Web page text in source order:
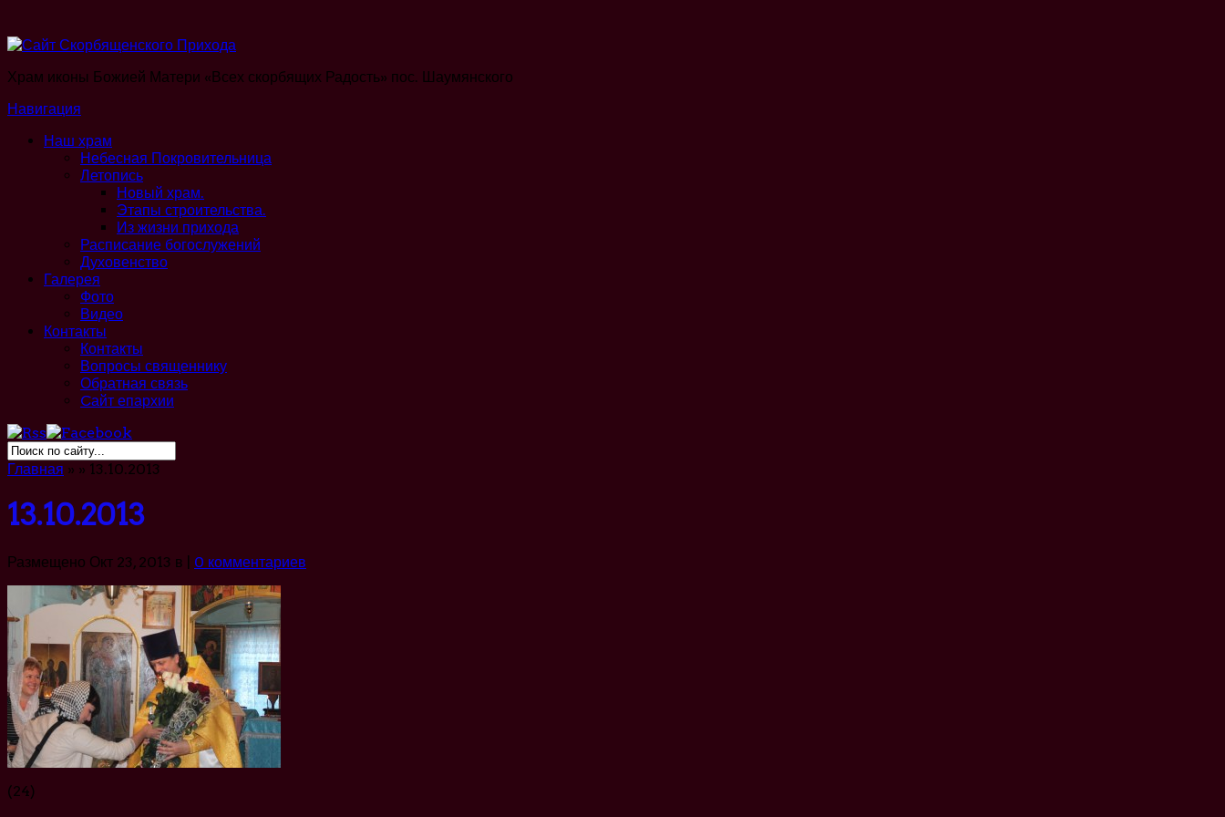
Храм иконы Божией Матери «Всех скорбящих Радость» пос. Шаумянского
Навигация
Наш храм
Небесная Покровительница
Летопись
Новый храм.
Этапы строительства.
Из жизни прихода
Расписание богослужений
Духовенство
Галерея
Фото
Видео
Контакты
Контакты
Вопросы священнику
Обратная связь
Cайт епархии
Главная » » 13.10.2013
13.10.2013
Размещено Окт 23, 2013 в | 0 комментариев
(24)